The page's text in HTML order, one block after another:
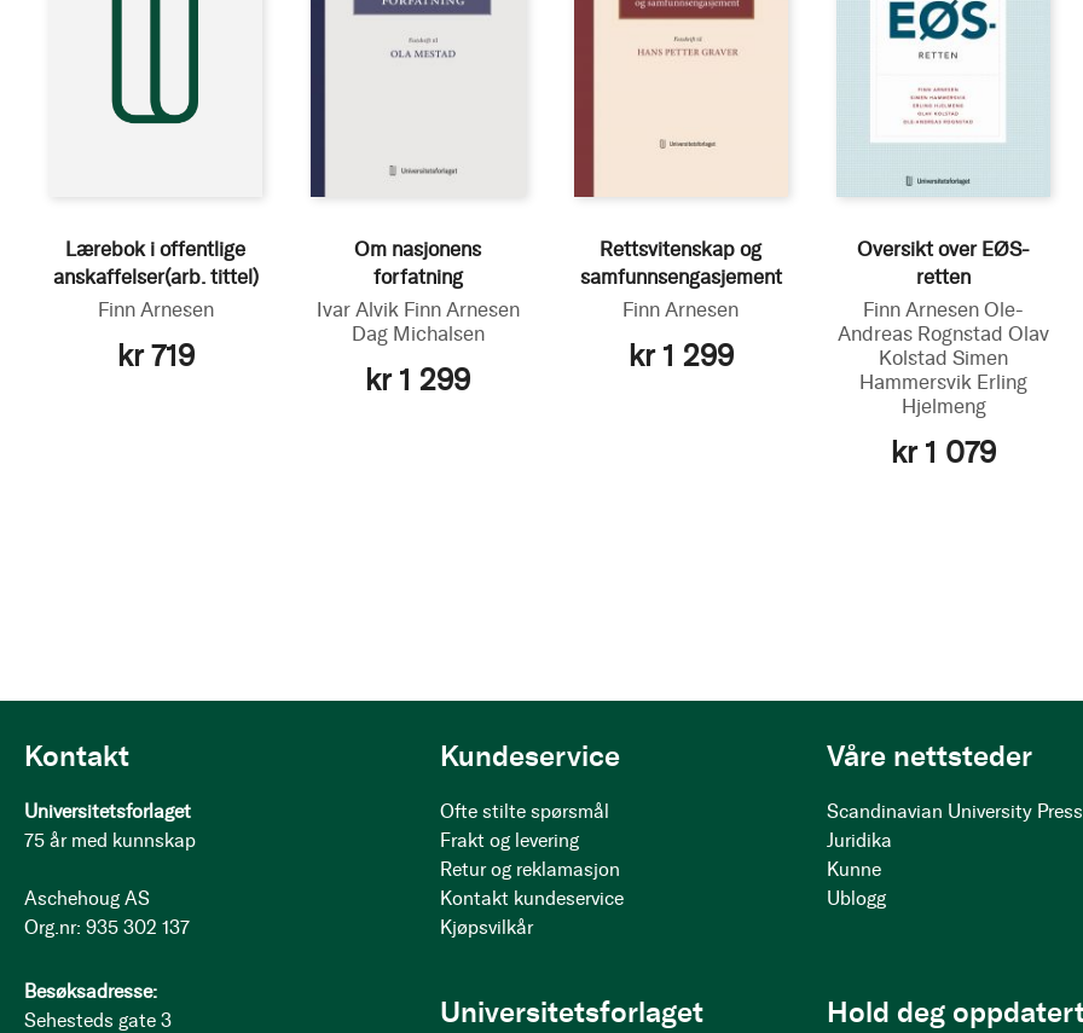
Lærebok i offentlige
anskaffelser(arb. tittel)
Finn Arnesen
kr 719
Om nasjonens
forfatning
Ivar Alvik Finn Arnesen
Dag Michalsen
kr 1 299
Rettsvitenskap og
samfunnsengasjement
Finn Arnesen
kr 1 299
Oversikt over EØS-
retten
Finn Arnesen Ole-
Andreas Rognstad Olav
Kolstad Simen
Hammersvik Erling
Hjelmeng
kr 1 079
Kontakt
Universitetsforlaget
75 år med kunnskap
Aschehoug AS
Org.nr: 935 302 137
Besøksadresse:
Sehesteds gate 3
Kundeservice
Ofte stilte spørsmål
Frakt og levering
Retur og reklamasjon
Kontakt kundeservice
Kjøpsvilkår
Våre nettsteder
Scandinavian University Press
Juridika
Kunne
Ublogg
Universitetsforlaget Hold deg